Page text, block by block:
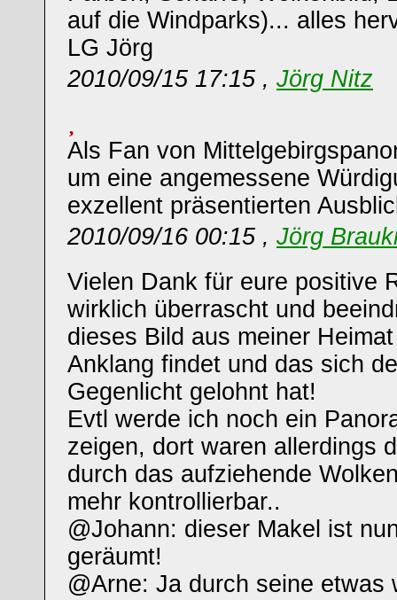
auf die Windparks)... alles
LG Jörg
2010/09/15 17:15 , Jörg Nitz
Als Fan von
um eine angemessene
exzellent präsentierten
2010/09/16 00:15 , Jörg
Vielen Dank für eure positive
wirklich überrascht und
dieses Bild aus meiner
Anklang findet und das sich
Gegenlicht gelohnt hat!
Evtl werde ich noch ein
zeigen, dort waren allerdings
durch das aufziehende
mehr kontrollierbar..
@Johann: dieser Makel ist
geräumt!
@Arne: Ja durch seine etwas